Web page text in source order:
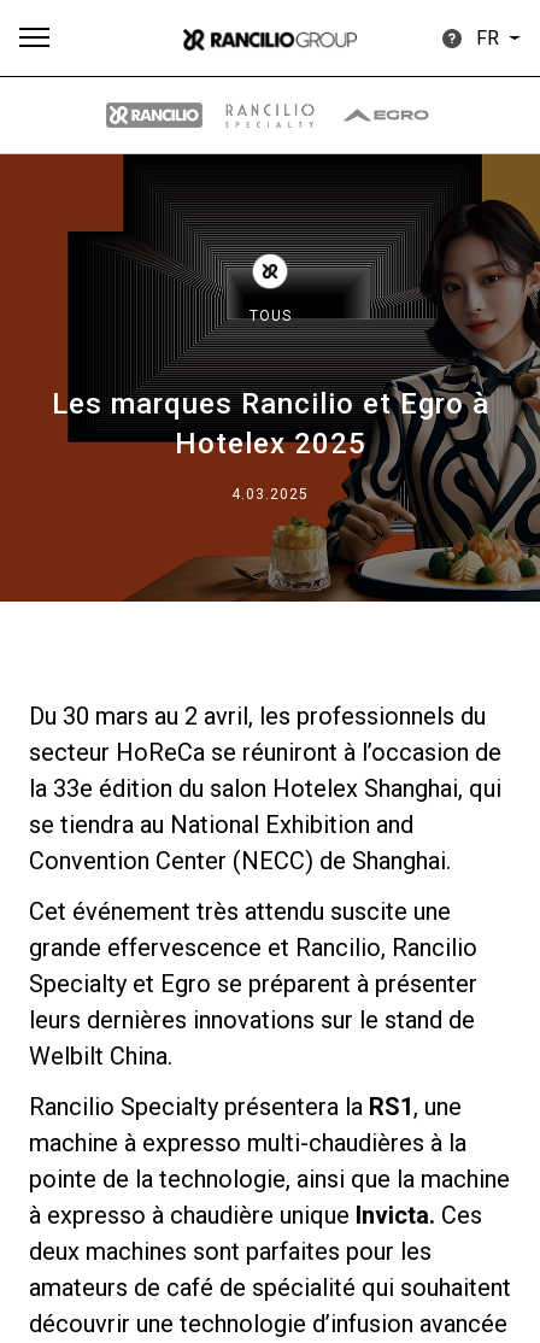
FR
TOUS
Les marques Rancilio et Egro à
Hotelex 2025
4.03.2025
Du 30 mars au 2 avril, les professionnels du
secteur HoReCa se réuniront à l’occasion de
la 33e édition du salon Hotelex Shanghai, qui
se tiendra au National Exhibition and
Convention Center (NECC) de Shanghai.
Cet événement très attendu suscite une
grande effervescence et Rancilio, Rancilio
Specialty et Egro se préparent à présenter
leurs dernières innovations sur le stand de
Welbilt China.
Rancilio Specialty présentera la RS1, une
machine à expresso multi-chaudières à la
pointe de la technologie, ainsi que la machine
à expresso à chaudière unique Invicta. Ces
deux machines sont parfaites pour les
amateurs de café de spécialité qui souhaitent
découvrir une technologie d’infusion avancée
Produits Nouvelles Télécharger
Plus
de
Our brands
News
Nos laboratoires
Durabilité
Connect
Nous contacter
Politique de confidentialité